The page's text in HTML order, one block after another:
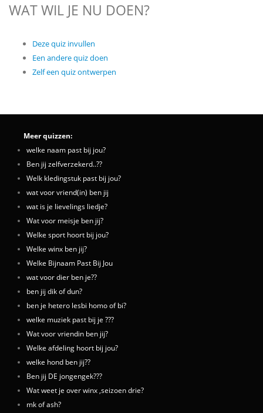
WAT WIL JE NU DOEN?
Deze quiz invullen
Een andere quiz doen
Zelf een quiz ontwerpen
Meer quizzen:
welke naam past bij jou?
Ben jij zelfverzekerd..??
Welk kledingstuk past bij jou?
wat voor vriend(in) ben jij
wat is je lievelings liedje?
Wat voor meisje ben jij?
Welke sport hoort bij jou?
Welke winx ben jij?
Welke Bijnaam Past Bij Jou
wat voor dier ben je??
ben jij dik of dun?
ben je hetero lesbi homo of bi?
welke muziek past bij je ???
Wat voor vriendin ben jij?
Welke afdeling hoort bij jou?
welke hond ben jij??
Ben jij DE jongengek???
Wat weet je over winx ,seizoen drie?
mk of ash?